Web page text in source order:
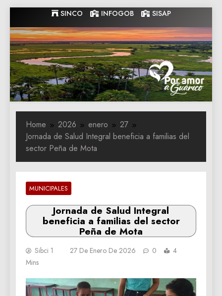
to
content
SINCO INFOGOB SISAP
Gobernacion
de Guarico
Gobernacion de Guarico
Home 2026 enero
27
Jornada de Salud Integral beneficia a familias del
sector Peña de Mota
MUNICIPALES
Jornada de Salud Integral
beneficia a familias del sector
Peña de Mota
Sibci 1 27 De Enero De 2026 0
4
Mins